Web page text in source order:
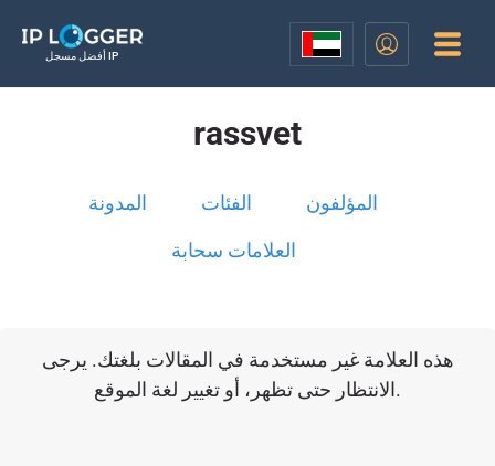
أفضل مسجل IP
rassvet
المدونة الفئات المؤلفون
العلامات سحابة